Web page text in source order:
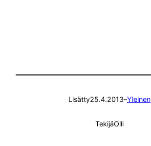
Lisätty25.4.2013–Yleinen
TekijäOlli